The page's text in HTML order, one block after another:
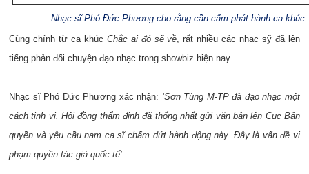
Nhạc sĩ Phó Đức Phương cho rằng cần cấm phát hành ca khúc.
Cũng chính từ ca khúc Chắc ai đó sẽ về, rất nhiều các nhạc sỹ đã lên
tiếng phản đối chuyện đạo nhạc trong showbiz hiện nay.
Nhạc sĩ Phó Đức Phương xác nhận: ‘Sơn Tùng M-TP đã đạo nhạc một
cách tinh vi. Hội đồng thẩm định đã thống nhất gửi văn bản lên Cục Bản
quyền và yêu cầu nam ca sĩ chấm dứt hành động này. Đây là vấn đề vi
phạm quyền tác giả quốc tế’.